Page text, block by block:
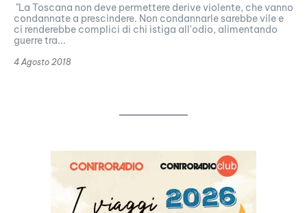
"La Toscana non deve permettere derive violente, che vanno
condannate a prescindere. Non condannarle sarebbe vile e
ci renderebbe complici di chi istiga all'odio, alimentando
guerre tra...
4 Agosto 2018